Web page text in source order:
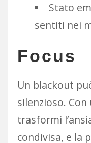
Stato
sentiti nei
Focus
Un blackout
silenzioso.
trasformi
condivisa, e la